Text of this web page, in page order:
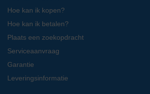
Hoe kan ik kopen?
Hoe kan ik betalen?
Plaats een zoekopdracht
Serviceaanvraag
Garantie
Leveringsinformatie